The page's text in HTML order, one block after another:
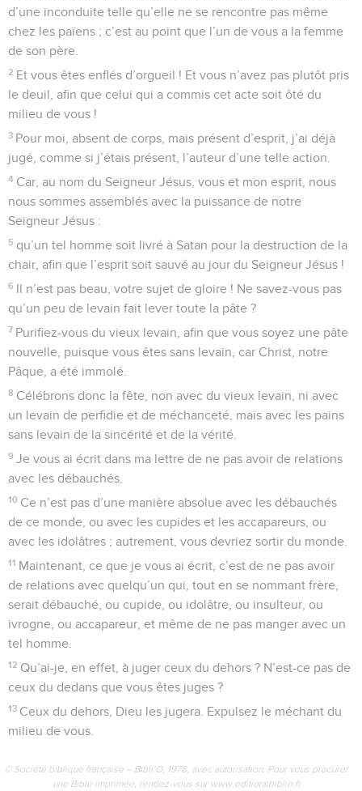
d’une inconduite telle qu’elle ne se rencontre pas même
chez les païens ; c’est au point que l’un de vous a la femme
de son père.
2 Et vous êtes enflés d’orgueil ! Et vous n’avez pas plutôt pris
le deuil, afin que celui qui a commis cet acte soit ôté du
milieu de vous !
3 Pour moi, absent de corps, mais présent d’esprit, j’ai déjà
jugé, comme si j’étais présent, l’auteur d’une telle action.
4 Car, au nom du Seigneur Jésus, vous et mon esprit, nous
nous sommes assemblés avec la puissance de notre
Seigneur Jésus :
5 qu’un tel homme soit livré à Satan pour la destruction de la
chair, afin que l’esprit soit sauvé au jour du Seigneur Jésus !
6 Il n’est pas beau, votre sujet de gloire ! Ne savez-vous pas
qu’un peu de levain fait lever toute la pâte ?
7 Purifiez-vous du vieux levain, afin que vous soyez une pâte
nouvelle, puisque vous êtes sans levain, car Christ, notre
Pâque, a été immolé.
8 Célébrons donc la fête, non avec du vieux levain, ni avec
un levain de perfidie et de méchanceté, mais avec les pains
sans levain de la sincérité et de la vérité.
9 Je vous ai écrit dans ma lettre de ne pas avoir de relations
avec les débauchés.
10 Ce n’est pas d’une manière absolue avec les débauchés
de ce monde, ou avec les cupides et les accapareurs, ou
avec les idolâtres ; autrement, vous devriez sortir du monde.
11 Maintenant, ce que je vous ai écrit, c’est de ne pas avoir
de relations avec quelqu’un qui, tout en se nommant frère,
serait débauché, ou cupide, ou idolâtre, ou insulteur, ou
ivrogne, ou accapareur, et même de ne pas manger avec un
tel homme.
12 Qu’ai-je, en effet, à juger ceux du dehors ? N’est-ce pas de
ceux du dedans que vous êtes juges ?
13 Ceux du dehors, Dieu les jugera. Expulsez le méchant du
milieu de vous.
© Société biblique française – Bibli’O, 1978, avec autorisation. Pour vous procurer
une Bible imprimée, rendez-vous sur www.editionsbiblio.fr